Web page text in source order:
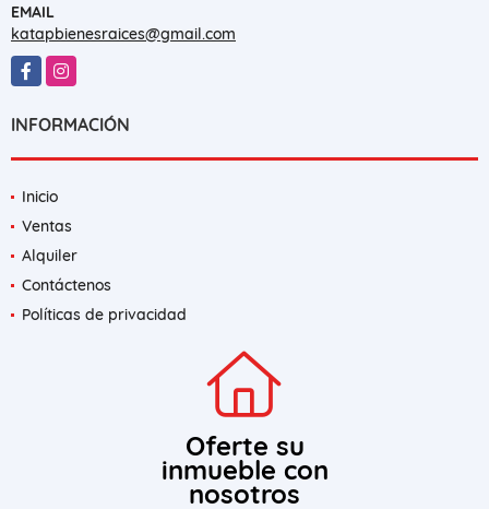
EMAIL
katapbienesraices@gmail.com
FacebookInstagram
INFORMACIÓN
Inicio
Ventas
Alquiler
Contáctenos
Políticas de privacidad
Oferte su
inmueble con
nosotros